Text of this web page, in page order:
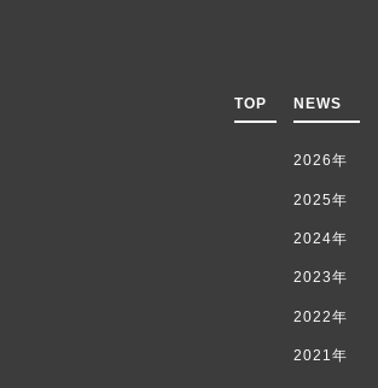
TOP NEWS
2026年
2025年
2024年
2023年
2022年
2021年